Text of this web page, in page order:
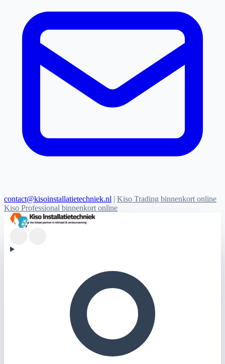
contact@kisoinstallatietechniek.nl | Kiso Trading binnenkort online
Kiso Professional binnenkort online